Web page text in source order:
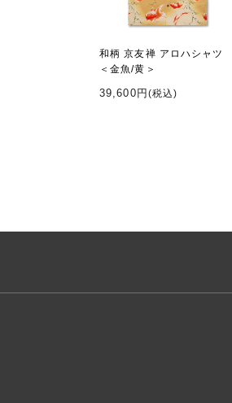
和柄 京友禅 アロハシャツ
＜金魚/黄＞
39,600円 (税込)